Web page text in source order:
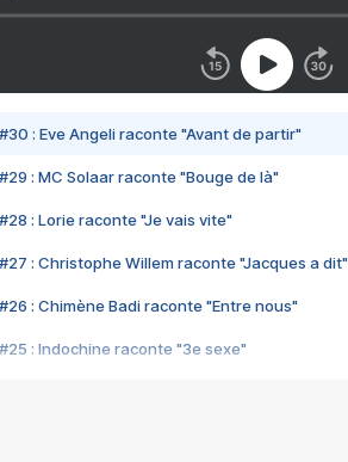
#30 : Eve Angeli raconte "Avant de partir"
#29 : MC Solaar raconte "Bouge de là"
#28 : Lorie raconte "Je vais vite"
#27 : Christophe Willem raconte "Jacques a dit"
#26 : Chimène Badi raconte "Entre nous"
#25 : Indochine raconte "3e sexe"